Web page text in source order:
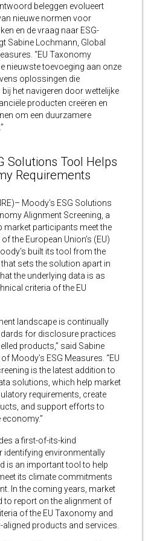
beleggen evolueert
nieuwe normen voor
en de vraag naar ESG-
Sabine Lochmann, Global
“EU Taxonomy
nieuwste toevoeging aan onze
oplossingen die
het navigeren door wettelijke
producten creëren en
om een duurzamere
Solutions Tool Helps
Requirements
Moody’s ESG Solutions
Alignment Screening, a
market participants meet the
the European Union’s (EU)
built its tool from the
sets the solution apart in
the underlying data is as
criteria of the EU
landscape is continually
for disclosure practices
products,” said Sabine
Moody’s ESG Measures. “EU
is the latest addition to
solutions, which help market
requirements, create
and support efforts to
a first-of-its-kind
environmentally
is an important tool to help
its climate commitments
In the coming years, market
to report on the alignment of
of the EU Taxonomy and
products and services.